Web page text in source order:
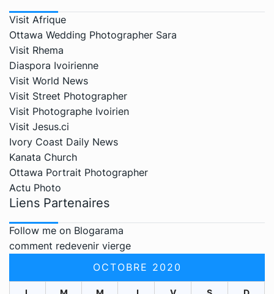
Visit Afrique
Ottawa Wedding Photographer Sara
Visit Rhema
Diaspora Ivoirienne
Visit World News
Visit Street Photographer
Visit Photographe Ivoirien
Visit Jesus.ci
Ivory Coast Daily News
Kanata Church
Ottawa Portrait Photographer
Actu Photo
Liens Partenaires
Follow me on Blogarama
comment redevenir vierge
OCTOBRE 2020